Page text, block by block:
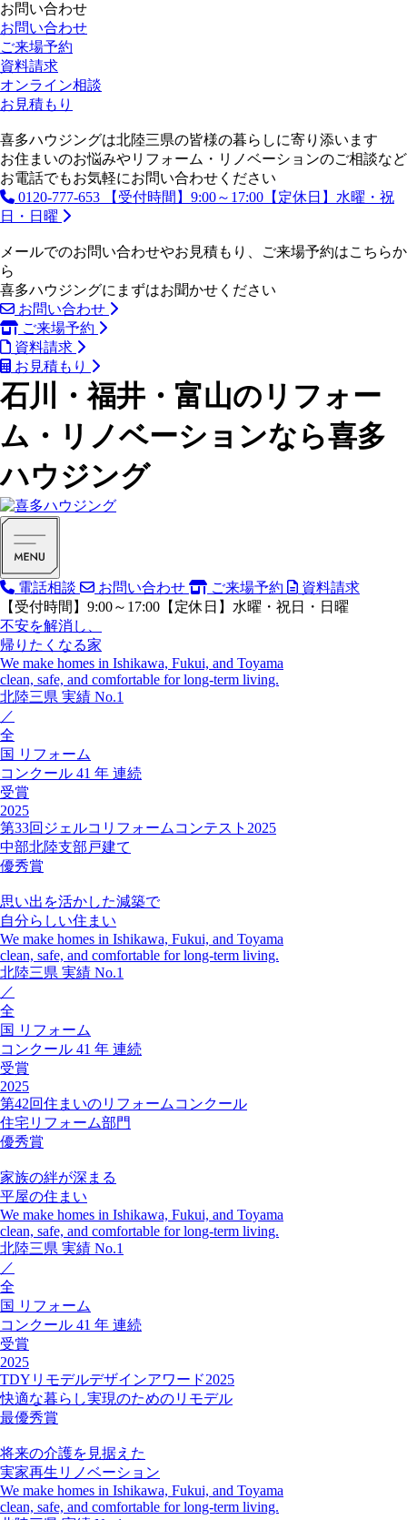
お問い合わせ
お問い合わせ
ご来場予約
資料請求
オンライン相談
お見積もり
喜多ハウジングは北陸三県の皆様の暮らしに寄り添います
お住まいのお悩みやリフォーム・リノベーションのご相談など
お電話でもお気軽にお問い合わせください
0120-777-653
【受付時間】9:00～17:00【定休日】水曜・祝
日・日曜
メールでのお問い合わせやお見積もり、ご来場予約はこちらか
ら
喜多ハウジングにまずはお聞かせください
お問い合わせ
ご来場予約
資料請求
お見積もり
石川・福井・富山のリフォー
ム・リノベーションなら喜多
ハウジング
電話相談 お問い合わせ ご来場予約
資料請求
【受付時間】9:00～17:00【定休日】水曜・祝日・日曜
不安を解消し、
帰りたくなる家
We make homes in Ishikawa, Fukui, and Toyama
clean, safe, and comfortable for long-term living.
北陸三県 実績 No.1
／
全
国 リフォーム
コンクール 41 年 連続
受賞
2025
第33回ジェルコリフォームコンテスト2025
中部北陸支部戸建て
優秀賞
思い出を活かした減築で
自分らしい住まい
We make homes in Ishikawa, Fukui, and Toyama
clean, safe, and comfortable for long-term living.
北陸三県 実績 No.1
／
全
国 リフォーム
コンクール 41 年 連続
受賞
2025
第42回住まいのリフォームコンクール
住宅リフォーム部門
優秀賞
家族の絆が深まる
平屋の住まい
We make homes in Ishikawa, Fukui, and Toyama
clean, safe, and comfortable for long-term living.
北陸三県 実績 No.1
／
全
国 リフォーム
コンクール 41 年 連続
受賞
2025
TDYリモデルデザインアワード2025
快適な暮らし実現のためのリモデル
最優秀賞
将来の介護を見据えた
実家再生リノベーション
We make homes in Ishikawa, Fukui, and Toyama
clean, safe, and comfortable for long-term living.